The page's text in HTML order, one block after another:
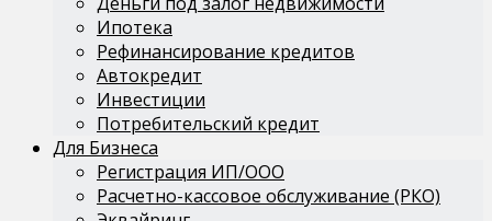
Ипотека
Рефинансирование кредитов
Автокредит
Инвестиции
Потребительский кредит
Для Бизнеса
Регистрация ИП/ООО
Расчетно-кассовое обслуживание (РКО)